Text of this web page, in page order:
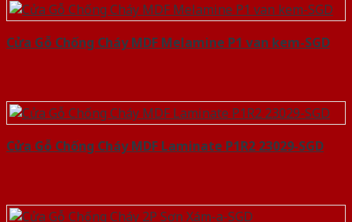
Cửa Gỗ Chống Cháy MDF Melamine P1 van kem-SGD
Cửa Gỗ Chống Cháy MDF Laminate P1R2 23029-SGD